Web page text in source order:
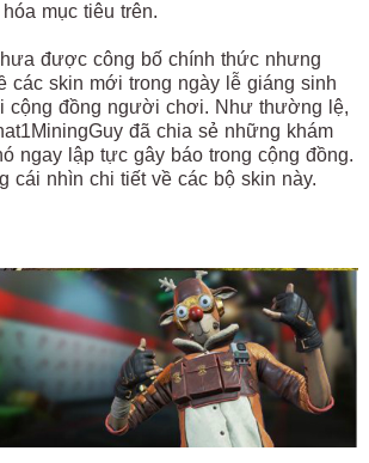
mục tiêu trên.
được công bố chính thức nhưng
các skin mới trong ngày lễ giáng sinh
cộng đồng người chơi. Như thường lệ,
đã chia sẻ những khám
ngay lập tực gây báo trong cộng đồng.
cái nhìn chi tiết về các bộ skin này.